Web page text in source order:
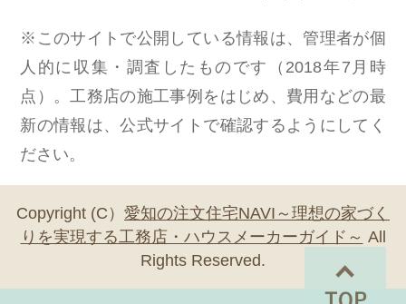
※このサイトで公開している情報は、管理者が個
人的に収集・調査したものです（2018年7月時
点）。工務店の施工事例をはじめ、費用などの最
新の情報は、公式サイトで確認するようにしてく
ださい。
Copyright (C） 愛知の注文住宅NAVI～理想の家づく
りを実現する工務店・ハウスメーカーガイド～ All
Rights Reserved.